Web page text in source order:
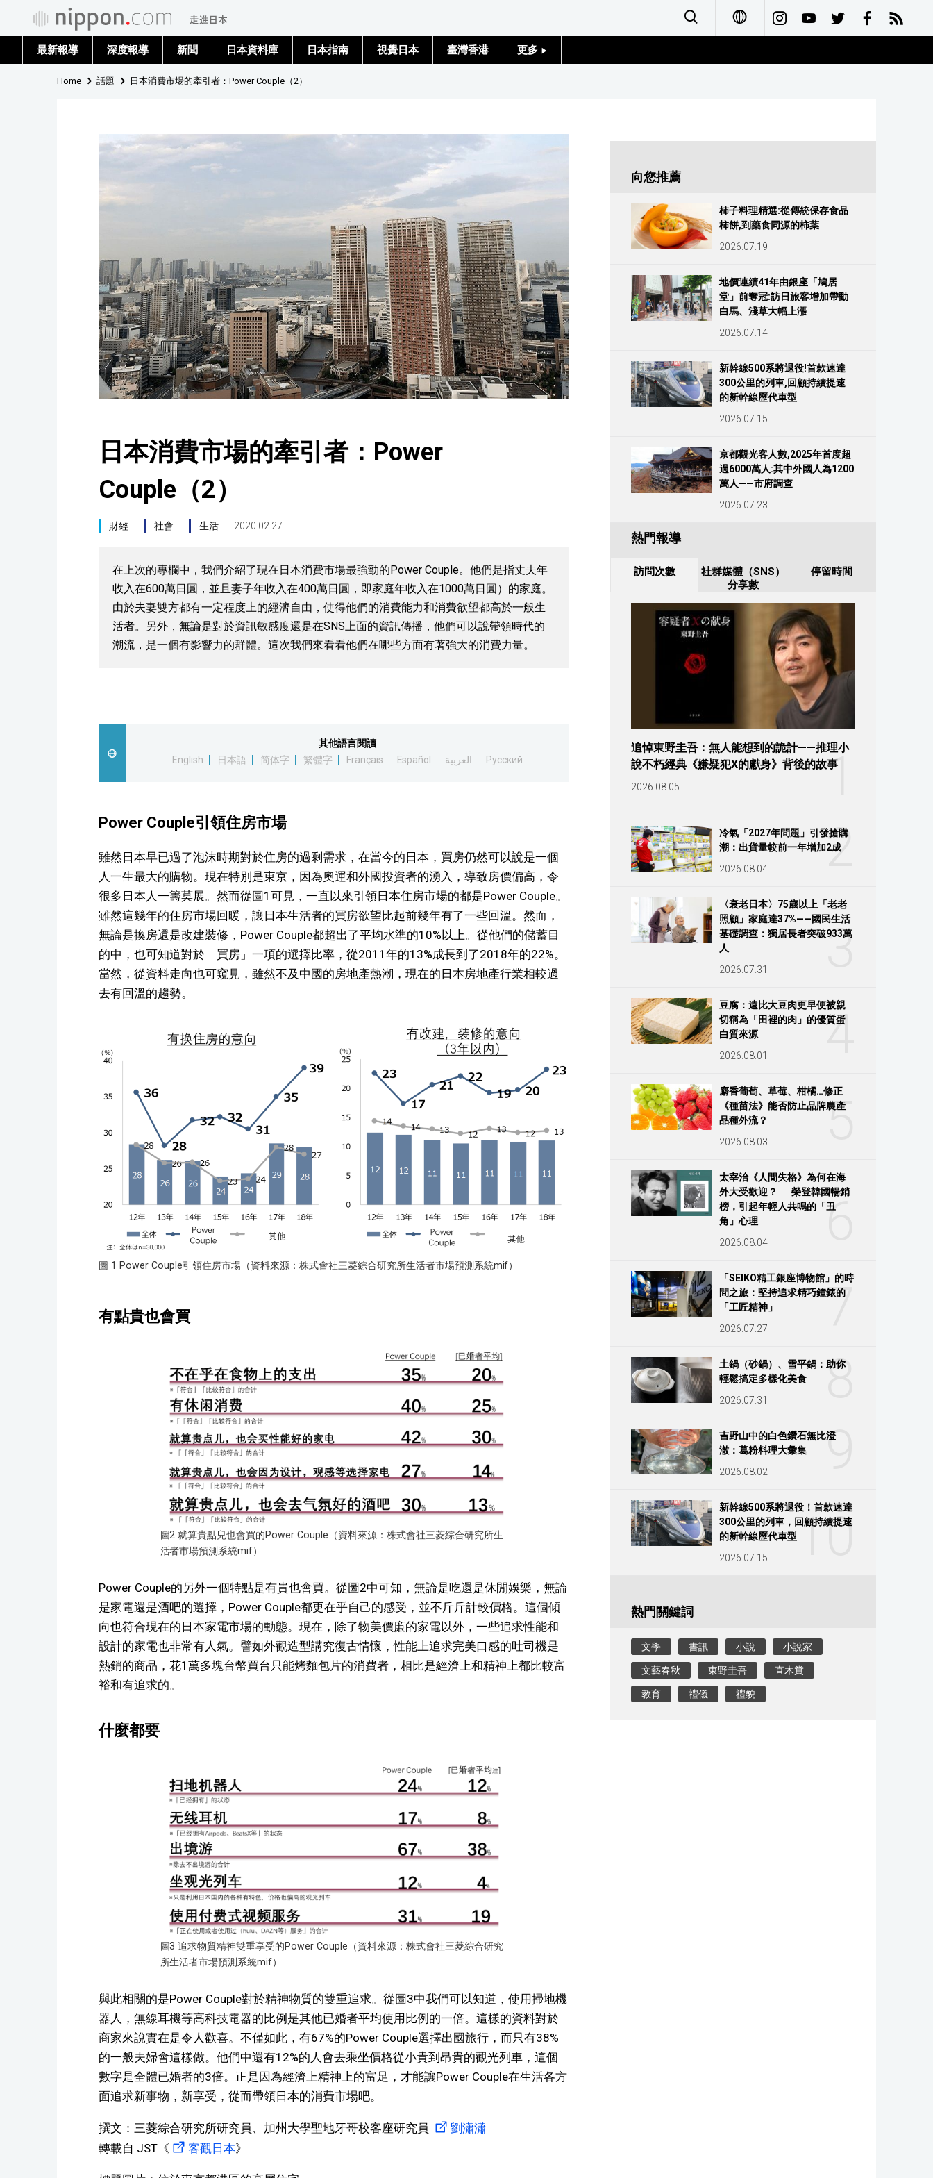
العربية
最新報導 深度報導 新聞 日本資料庫 日本指南 視覺日本 臺灣香港 更多
文化
科學技術
生活
運動
東京
Home 話題 日本消費市場的牽引者：Power Couple（2）
日本消費市場的牽引者：Power
Couple（2）
財經 社會 生活 2020.02.27
在上次的專欄中，我們介紹了現在日本消費市場最強勁的Power Couple。他們是指丈夫年
收入在600萬日圓，並且妻子年收入在400萬日圓，即家庭年收入在1000萬日圓）的家庭。
由於夫妻雙方都有一定程度上的經濟自由，使得他們的消費能力和消費欲望都高於一般生
活者。另外，無論是對於資訊敏感度還是在SNS上面的資訊傳播，他們可以說帶領時代的
潮流，是一個有影響力的群體。這次我們來看看他們在哪些方面有著強大的消費力量。
其他語言閱讀
English
日本語 简体字 繁體字 Français Español العربية Русский
Power Couple引領住房市場
雖然日本早已過了泡沫時期對於住房的過剩需求，在當今的日本，買房仍然可以說是一個
人一生最大的購物。現在特別是東京，因為奧運和外國投資者的湧入，導致房價偏高，令
很多日本人一籌莫展。然而從圖1可見，一直以來引領日本住房市場的都是Power Couple。
雖然這幾年的住房市場回暖，讓日本生活者的買房欲望比起前幾年有了一些回溫。然而，
無論是換房還是改建裝修，Power Couple都超出了平均水準的10%以上。從他們的儲蓄目
的中，也可知道對於「買房」一項的選擇比率，從2011年的13%成長到了2018年的22%。
當然，從資料走向也可窺見，雖然不及中國的房地產熱潮，現在的日本房地產行業相較過
去有回溫的趨勢。
圖 1 Power Couple引領住房市場（資料來源：株式會社三菱綜合研究所生活者市場預測系統mif）
有點貴也會買
圖2 就算貴點兒也會買的Power Couple（資料來源：株式會社三菱綜合研究所生
活者市場預測系統mif）
Power Couple的另外一個特點是有貴也會買。從圖2中可知，無論是吃還是休閒娛樂，無論
是家電還是酒吧的選擇，Power Couple都更在乎自己的感受，並不斤斤計較價格。這個傾
向也符合現在的日本家電市場的動態。現在，除了物美價廉的家電以外，一些追求性能和
設計的家電也非常有人氣。譬如外觀造型講究復古情懷，性能上追求完美口感的吐司機是
熱銷的商品，花1萬多塊台幣買台只能烤麵包片的消費者，相比是經濟上和精神上都比較富
裕和有追求的。
什麼都要
圖3 追求物質精神雙重享受的Power Couple（資料來源：株式會社三菱綜合研究
所生活者市場預測系統mif）
與此相關的是Power Couple對於精神物質的雙重追求。從圖3中我們可以知道，使用掃地機
器人，無線耳機等高科技電器的比例是其他已婚者平均使用比例的一倍。這樣的資料對於
商家來說實在是令人歡喜。不僅如此，有67%的Power Couple選擇出國旅行，而只有38%
的一般夫婦會這樣做。他們中還有12%的人會去乘坐價格從小貴到昂貴的觀光列車，這個
數字是全體已婚者的3倍。正是因為經濟上精神上的富足，才能讓Power Couple在生活各方
面追求新事物，新享受，從而帶領日本的消費市場吧。
撰文：三菱綜合研究所研究員、加州大學聖地牙哥校客座研究員
劉瀟瀟
轉載自 JST《
客觀日本》
向您推薦
柿子料理精選:從傳統保存食品
柿餅,到藥食同源的柿葉
2026.07.19
地價連續41年由銀座「鳩居
堂」前奪冠:訪日旅客增加帶動
白馬、淺草大幅上漲
2026.07.14
新幹線500系將退役!首款速達
300公里的列車,回顧持續提速
的新幹線歷代車型
2026.07.15
京都觀光客人數,2025年首度超
過6000萬人:其中外國人為1200
萬人——市府調查
2026.07.23
熱門報導
訪問次數
社群媒體（SNS）
分享數
停留時間
1
追悼東野圭吾：無人能想到的詭計——推理小
說不朽經典《嫌疑犯X的獻身》背後的故事
2026.08.05
2
冷氣「2027年問題」引發搶購
潮：出貨量較前一年增加2成
2026.08.04
3
〈衰老日本〉75歲以上「老老
照顧」家庭達37%——國民生活
基礎調查：獨居長者突破933萬
人
2026.07.31
4
豆腐：遠比大豆肉更早便被親
切稱為「田裡的肉」的優質蛋
白質來源
2026.08.01
5
麝香葡萄、草莓、柑橘…修正
《種苗法》能否防止品牌農產
品種外流？
2026.08.03
6
太宰治《人間失格》為何在海
外大受歡迎？──榮登韓國暢銷
榜，引起年輕人共鳴的「丑
角」心理
2026.08.04
7
「SEIKO精工銀座博物館」的時
間之旅：堅持追求精巧鐘錶的
「工匠精神」
2026.07.27
8
土鍋（砂鍋）、雪平鍋：助你
輕鬆搞定多樣化美食
2026.07.31
9
吉野山中的白色鑽石無比澄
澈：葛粉料理大彙集
2026.08.02
10
新幹線500系將退役！首款速達
300公里的列車，回顧持續提速
的新幹線歷代車型
2026.07.15
熱門關鍵詞
文學 書訊 小說 小說家
文藝春秋 東野圭吾 直木賞
教育 禮儀 禮貌